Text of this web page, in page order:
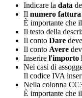
Indicare la data
Il numero fattura
È importante che
Il testo della
Il conto Dare
Il conto Avere
Inserire l'importo
Nei casi di
Il codice IVA
Nella colonna
È importante che